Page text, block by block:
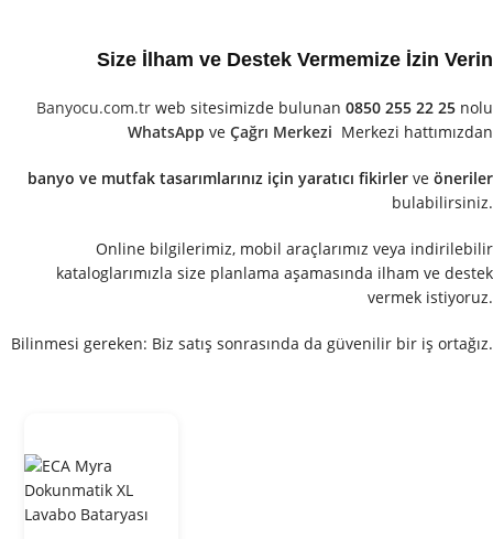
Size İlham ve Destek Vermemize İzin Verin
Banyocu.com.tr web sitesimizde bulunan 0850 255 22 25 nolu
WhatsApp ve Çağrı Merkezi Merkezi hattımızdan
banyo ve mutfak tasarımlarınız için yaratıcı fikirler ve öneriler
bulabilirsiniz.
Online bilgilerimiz, mobil araçlarımız veya indirilebilir
kataloglarımızla size planlama aşamasında ilham ve destek
vermek istiyoruz.
Bilinmesi gereken: Biz satış sonrasında da güvenilir bir iş ortağız.